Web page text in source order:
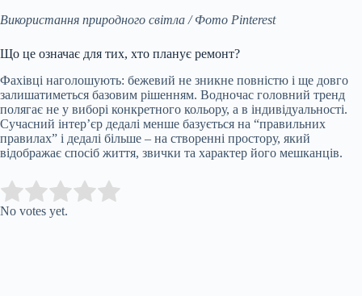
Використання природного світла / Фото Pinterest
Що це означає для тих, хто планує ремонт?
Фахівці наголошують: бежевий не зникне повністю і ще довго
залишатиметься базовим рішенням. Водночас головний тренд
полягає не у виборі конкретного кольору, а в індивідуальності.
Сучасний інтер’єр дедалі менше базується на “правильних
правилах” і дедалі більше – на створенні простору, який
відображає спосіб життя, звички та характер його мешканців.
Rate this item:
No votes yet.